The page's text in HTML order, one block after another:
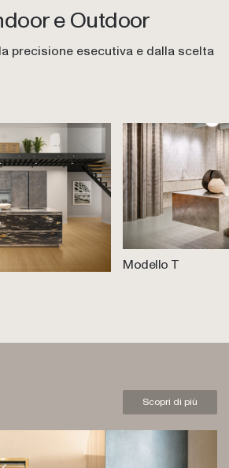
e Outdoor
precisione esecutiva e dalla scelta
Modello T
Scopri di più